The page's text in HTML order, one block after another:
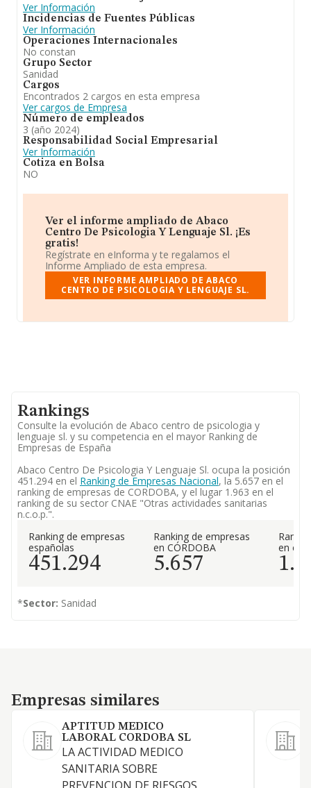
empresas es de 4. La media de antigüedad desde la
constitución es de 13 años.
A modo de conclusión,Abaco Centro de Psicologia y
Lenguaje S.L
asistencia médica, quirúrgica o sanitaria relativos al
diagnóstico, prevención o tratamiento de
enfermedades, por profesionales médicos o sanitarios.
se incluyen todos aquellos inherentes a determinar la
calificación o el carácter peculiar de una enfermedad o,
en su cas. En el ranking de provincia, ha experimentado
un retroceso.
Ver Información
Incidencias de Fuentes Públicas
Ver Información
Operaciones Internacionales
No constan
Grupo Sector
Sanidad
Cargos
Encontrados 2 cargos en esta empresa
Ver cargos de Empresa
Número de empleados
3 (año 2024)
Responsabilidad Social Empresarial
Ver Información
Cotiza en Bolsa
NO
Ver el informe ampliado de Abaco
Centro De Psicologia Y Lenguaje Sl. ¡Es
gratis!
Regístrate en eInforma y te regalamos el
Informe Ampliado de esta empresa.
VER INFORME AMPLIADO DE ABACO
CENTRO DE PSICOLOGIA Y LENGUAJE SL.
Rankings
Consulte la evolución de Abaco centro de psicologia y
lenguaje sl. y su competencia en el mayor Ranking de
Empresas de España
Abaco Centro De Psicologia Y Lenguaje Sl. ocupa la posición
451.294 en el Ranking de Empresas Nacional, la 5.657 en el
ranking de empresas de CORDOBA, y el lugar 1.963 en el
ranking de su sector CNAE "Otras actividades sanitarias
n.c.o.p.".
Ranking de empresas
españolas
451.294
Ranking de empresas
en CÓRDOBA
5.657
en el
*Sector: Sanidad
Empresas similares
Empresas similares
APTITUD MEDICO
LABORAL CORDOBA SL
LA ACTIVIDAD MEDICO
SANITARIA SOBRE